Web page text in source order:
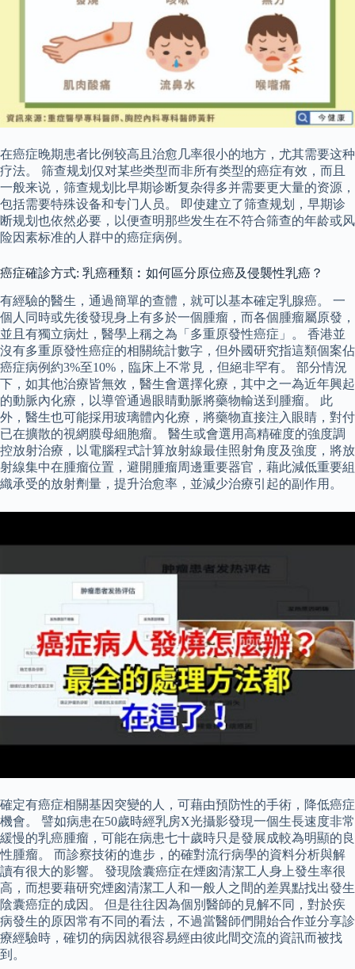
在癌症晚期患者比例较高且治愈几率很小的地方，尤其需要这种
疗法。 筛查规划仅对某些类型而非所有类型的癌症有效，而且
一般来说，筛查规划比早期诊断复杂得多并需要更大量的资源，
包括需要特殊设备和专门人员。 即使建立了筛查规划，早期诊
断规划也依然必要，以便查明那些发生在不符合筛查的年龄或风
险因素标准的人群中的癌症病例。
癌症確診方式: 乳癌種類︰如何區分原位癌及侵襲性乳癌？
有經驗的醫生，通過簡單的查體，就可以基本確定乳腺癌。 一
個人同時或先後發現身上有多於一個腫瘤，而各個腫瘤屬原發，
並且有獨立病灶，醫學上稱之為「多重原發性癌症」。 香港並
沒有多重原發性癌症的相關統計數字，但外國研究指這類個案佔
癌症病例約3%至10%，臨床上不常見，但絕非罕有。 部分情況
下，如其他治療皆無效，醫生會選擇化療，其中之一為近年興起
的動脈內化療，以導管通過眼睛動脈將藥物輸送到腫瘤。 此
外，醫生也可能採用玻璃體內化療，將藥物直接注入眼睛，對付
已在擴散的視網膜母細胞瘤。 醫生或會選用高精確度的強度調
控放射治療，以電腦程式計算放射線最佳照射角度及強度，將放
射線集中在腫瘤位置，避開腫瘤周邊重要器官，藉此減低重要組
織承受的放射劑量，提升治愈率，並減少治療引起的副作用。
確定有癌症相關基因突變的人，可藉由預防性的手術，降低癌症
機會。 譬如病患在50歲時經乳房X光攝影發現一個生長速度非常
緩慢的乳癌腫瘤，可能在病患七十歲時只是發展成較為明顯的良
性腫瘤。 而診察技術的進步，的確對流行病學的資料分析與解
讀有很大的影響。 發現陰囊癌症在煙囪清潔工人身上發生率很
高，而想要藉研究煙囪清潔工人和一般人之間的差異點找出發生
陰囊癌症的成因。 但是往往因為個別醫師的見解不同，對於疾
病發生的原因常有不同的看法，不過當醫師們開始合作並分享診
療經驗時，確切的病因就很容易經由彼此間交流的資訊而被找
到。